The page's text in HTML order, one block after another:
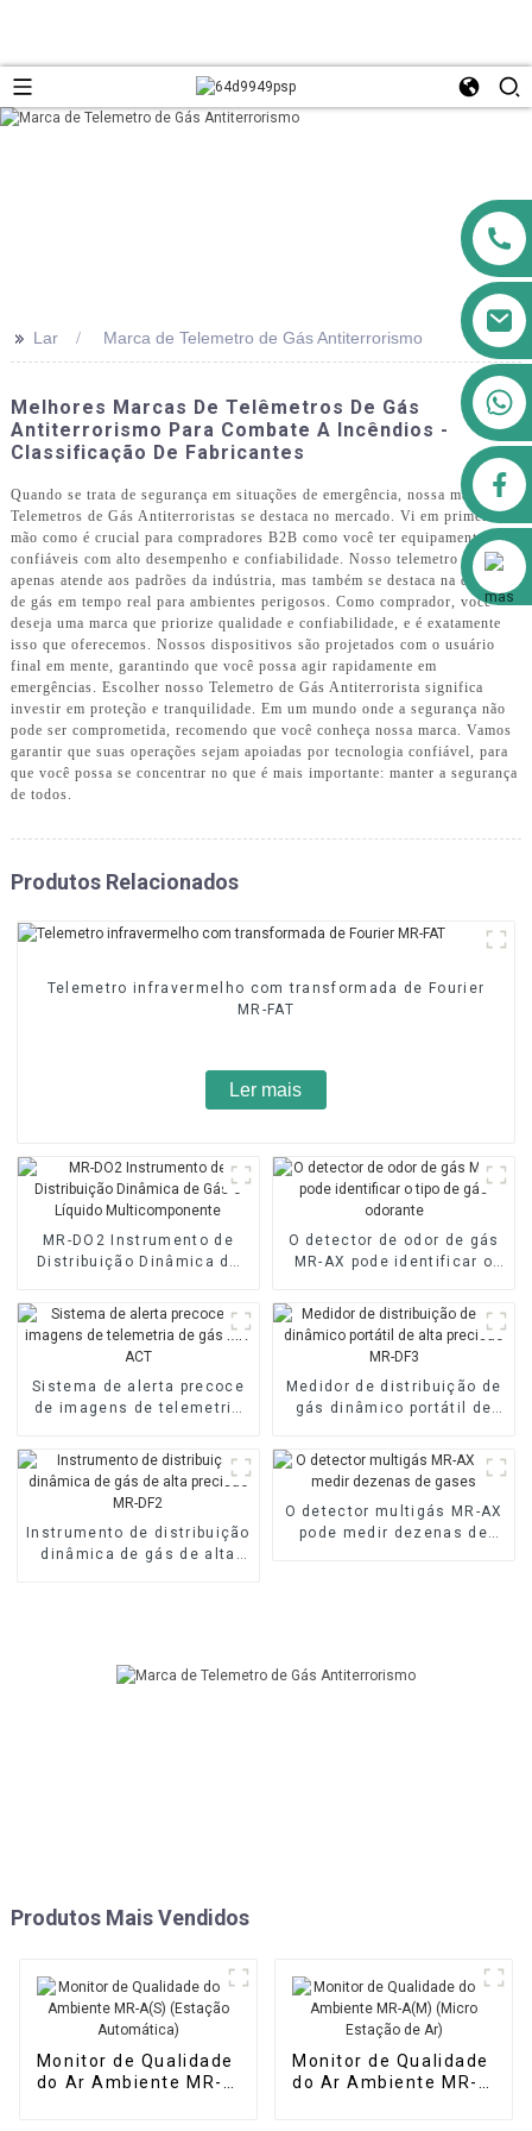
Alibaba
>> Lar Marca de Telemetro de Gás Antiterrorismo
Melhores Marcas De Telêmetros De Gás
Antiterrorismo Para Combate A Incêndios -
Classificação De Fabricantes
Quando se trata de segurança em situações de emergência, nossa marca de
Telemetros de Gás Antiterroristas se destaca no mercado. Vi em primeira
mão como é crucial para compradores B2B como você ter equipamentos
confiáveis ​​com alto desempenho e confiabilidade. Nosso telemetro não
apenas atende aos padrões da indústria, mas também se destaca na detecção
de gás em tempo real para ambientes perigosos. Como comprador, você
deseja uma marca que priorize qualidade e confiabilidade, e é exatamente
isso que oferecemos. Nossos dispositivos são projetados com o usuário
final em mente, garantindo que você possa agir rapidamente em
emergências. Escolher nosso Telemetro de Gás Antiterrorista significa
investir em proteção e tranquilidade. Em um mundo onde a segurança não
pode ser comprometida, recomendo que você conheça nossa marca. Vamos
garantir que suas operações sejam apoiadas por tecnologia confiável, para
que você possa se concentrar no que é mais importante: manter a segurança
de todos.
Produtos Relacionados
Telemetro infravermelho com transformada de Fourier
MR-FAT
Ler mais
MR-DO2 Instrumento de
Distribuição Dinâmica de
Multicomponente
O detector de odor de gás
MR-AX pode identificar o
Sistema de alerta precoce
de imagens de telemetria
Medidor de distribuição de
gás dinâmico portátil de
Instrumento de distribuição
dinâmica de gás de alta
O detector multigás MR-AX
pode medir dezenas de
Produtos Mais Vendidos
Monitor de Qualidade
do Ar Ambiente MR-
Monitor de Qualidade
do Ar Ambiente MR-